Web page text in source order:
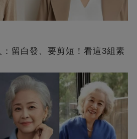
留白發、要剪短！看這3組素